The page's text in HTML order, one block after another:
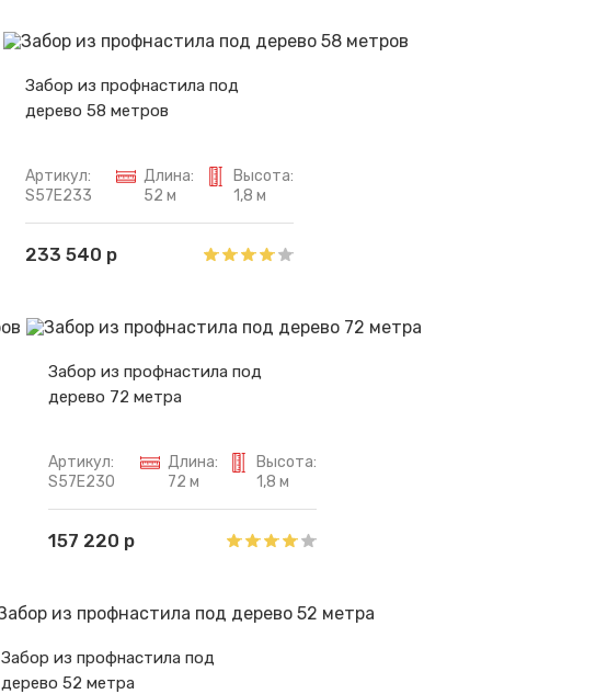
Забор из профнастила под
дерево 58 метров
Артикул:
S57E233
Длина:
52 м
Высота:
1,8 м
233 540 р
Забор из профнастила под
дерево 72 метра
Артикул:
S57E230
Длина:
72 м
Высота:
1,8 м
157 220 р
Забор из профнастила под
дерево 52 метра